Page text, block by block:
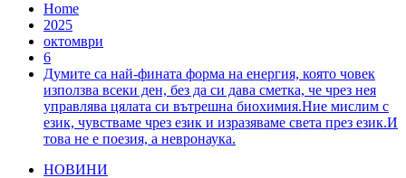
Home
2025
октомври
6
Думите са най-фината форма на енергия, която човек
използва всеки ден, без да си дава сметка, че чрез нея
управлява цялата си вътрешна биохимия.Ние мислим с
език, чувстваме чрез език и изразяваме света през език.И
това не е поезия, а невронаука.
НОВИНИ